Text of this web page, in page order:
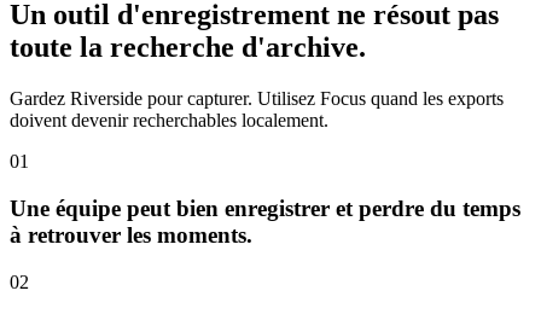
Un outil d'enregistrement ne résout pas
toute la recherche d'archive.
Gardez Riverside pour capturer. Utilisez Focus quand les exports
doivent devenir recherchables localement.
01
Une équipe peut bien enregistrer et perdre du temps
à retrouver les moments.
02